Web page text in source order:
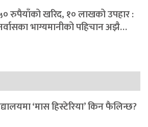
रुपैयाँको खरिद, १० लाखको उपहार :
भाग्यमानीको पहिचान अझै…
‘मास हिस्टेरिया’ किन फैलिन्छ?